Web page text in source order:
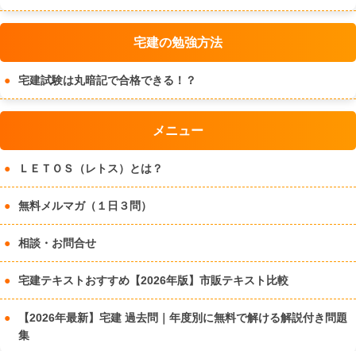
宅建の勉強方法
宅建試験は丸暗記で合格できる！？
メニュー
ＬＥＴＯＳ（レトス）とは？
無料メルマガ（１日３問）
相談・お問合せ
宅建テキストおすすめ【2026年版】市販テキスト比較
【2026年最新】宅建 過去問｜年度別に無料で解ける解説付き問題
集